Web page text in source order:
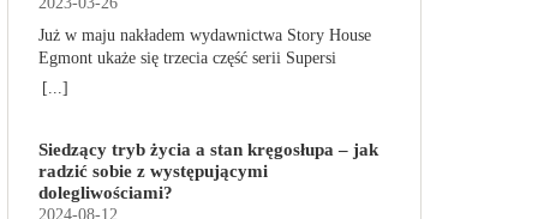
Już w maju nakładem wydawnictwa Story House
Egmont ukaże się trzecia część serii Supersi
scenarzysty Frederic Maupome. Ten tom nosi tytuł
obdarzone supermocami i wspomagane przez
robota o imieniu Al. Są rozdarte między chęcią
prowadzenia normalnego życia wśród ludzi a
[...]
Siedzący tryb życia a stan kręgosłupa – jak
radzić sobie z występującymi
dolegliwościami?
2024-08-12